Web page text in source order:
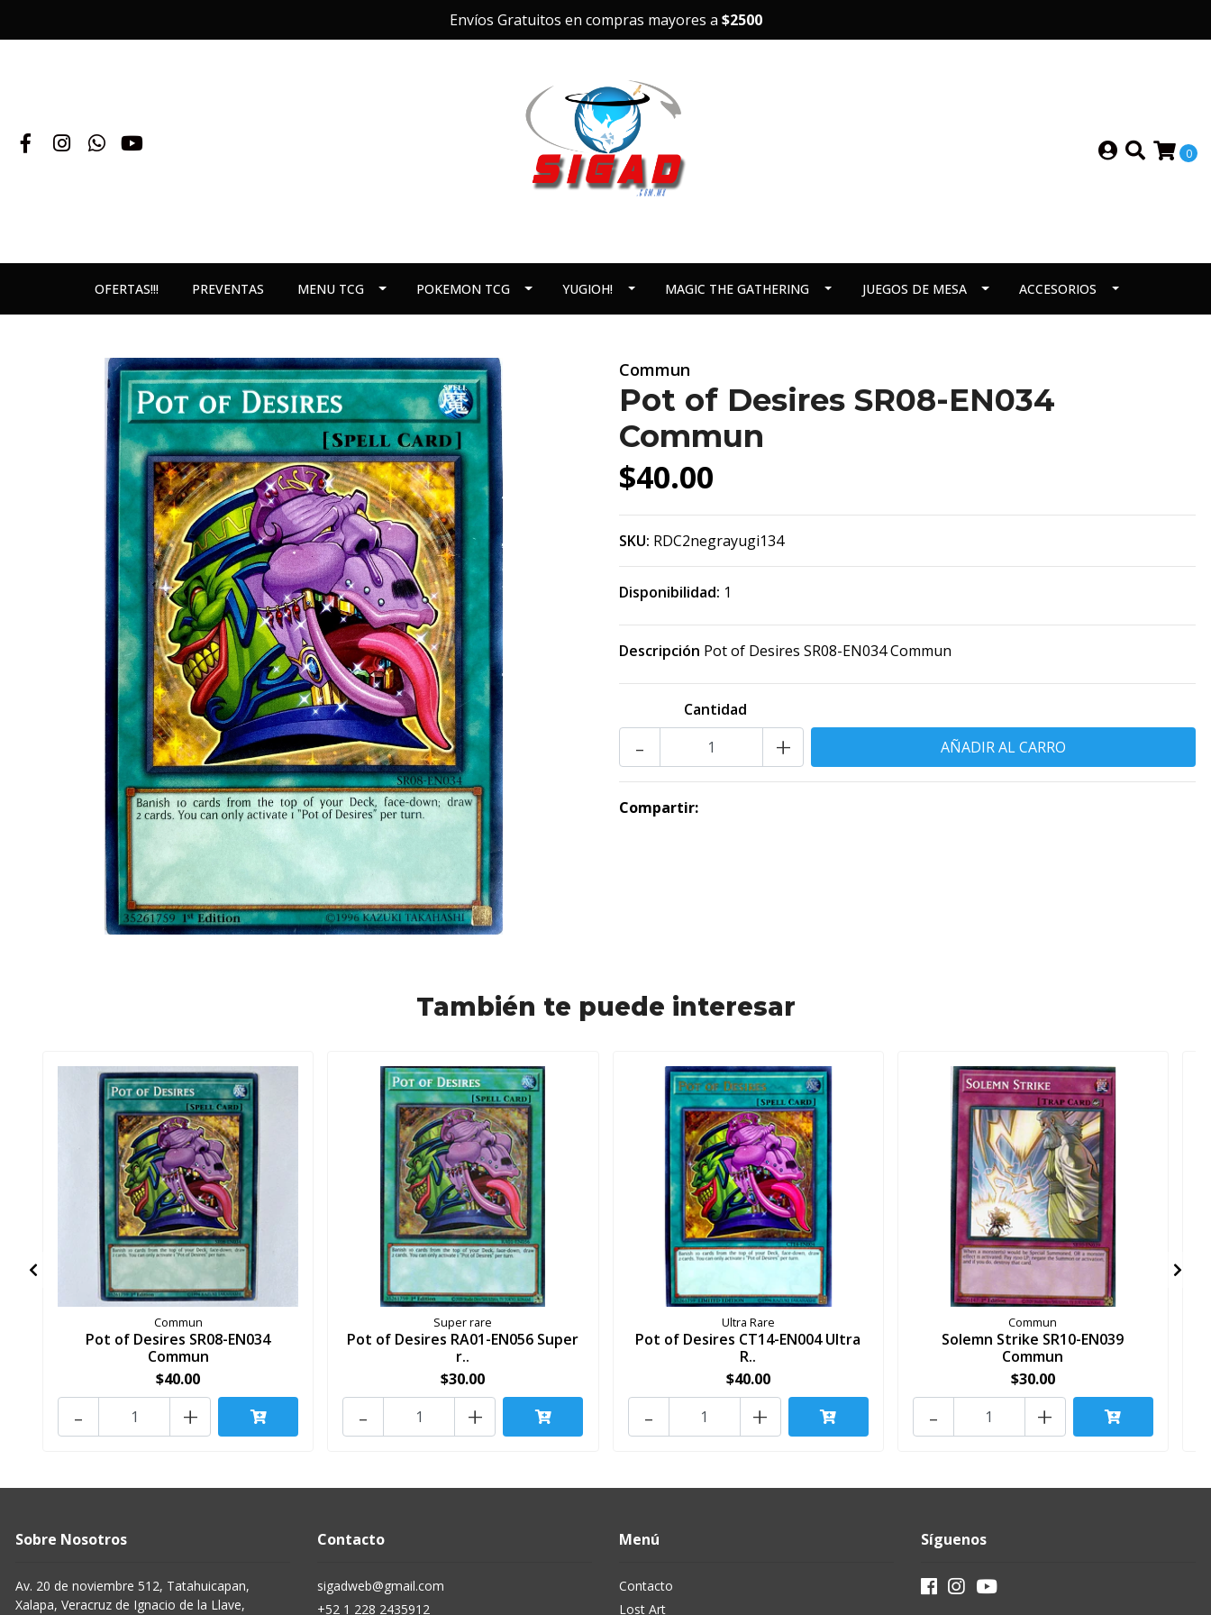
Envíos Gratuitos en compras mayores a $2500
0
OFERTAS!!! PREVENTAS MENU TCG POKEMON TCG YUGIOH! MAGIC THE GATHERING JUEGOS DE MESA ACCESORIOS
Commun
Pot of Desires SR08-EN034
Commun
$40.00
SKU: RDC2negrayugi134
Disponibilidad: 1
Descripción Pot of Desires SR08-EN034 Commun
Cantidad
+
-
Compartir:
También te puede interesar
Commun
Pot of Desires SR08-EN034
Commun
$40.00
+
-
Super rare
Pot of Desires RA01-EN056 Super
r..
$30.00
+
-
Ultra Rare
Pot of Desires CT14-EN004 Ultra
R..
$40.00
+
-
Commun
Solemn Strike SR10-EN039
Commun
$30.00
+
-
Sobre Nosotros
Av. 20 de noviembre 512, Tatahuicapan,
Xalapa, Veracruz de Ignacio de la Llave,
Contacto
sigadweb@gmail.com
+52 1 228 2435912
Menú
Contacto
Lost Art
Síguenos